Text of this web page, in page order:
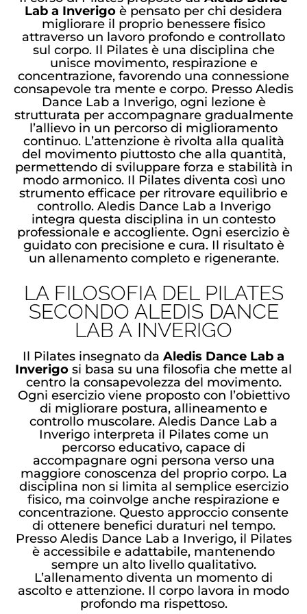
Lab a Inverigo è pensato per chi desidera
migliorare il proprio benessere fisico
attraverso un lavoro profondo e controllato
sul corpo. Il Pilates è una disciplina che
unisce movimento, respirazione e
concentrazione, favorendo una connessione
consapevole tra mente e corpo. Presso Aledis
Dance Lab a Inverigo, ogni lezione è
strutturata per accompagnare gradualmente
l’allievo in un percorso di miglioramento
continuo. L’attenzione è rivolta alla qualità
del movimento piuttosto che alla quantità,
permettendo di sviluppare forza e stabilità in
modo armonico. Il Pilates diventa così uno
strumento efficace per ritrovare equilibrio e
controllo. Aledis Dance Lab a Inverigo
integra questa disciplina in un contesto
professionale e accogliente. Ogni esercizio è
guidato con precisione e cura. Il risultato è
un allenamento completo e rigenerante.
LA FILOSOFIA DEL PILATES
SECONDO ALEDIS DANCE
LAB A INVERIGO
Il Pilates insegnato da Aledis Dance Lab a
Inverigo si basa su una filosofia che mette al
centro la consapevolezza del movimento.
Ogni esercizio viene proposto con l’obiettivo
di migliorare postura, allineamento e
controllo muscolare. Aledis Dance Lab a
Inverigo interpreta il Pilates come un
percorso educativo, capace di
accompagnare ogni persona verso una
maggiore conoscenza del proprio corpo. La
disciplina non si limita al semplice esercizio
fisico, ma coinvolge anche respirazione e
concentrazione. Questo approccio consente
di ottenere benefici duraturi nel tempo.
Presso Aledis Dance Lab a Inverigo, il Pilates
è accessibile e adattabile, mantenendo
sempre un alto livello qualitativo.
L’allenamento diventa un momento di
ascolto e attenzione. Il corpo lavora in modo
profondo ma rispettoso.